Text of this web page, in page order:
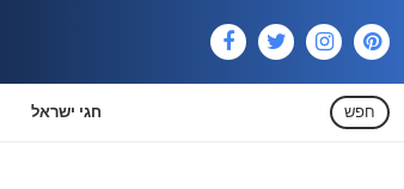
חגי ישראל חפש